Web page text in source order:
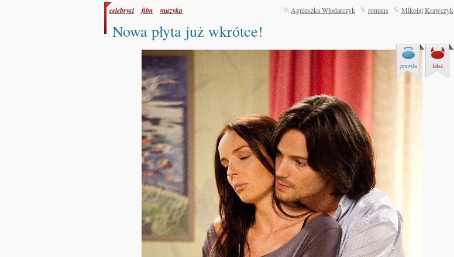
celebryci film muzyka Agnieszka Włodarczyk romans Mikołaj Krawczyk
Nowa płyta już wkrótce!
prawda fałsz